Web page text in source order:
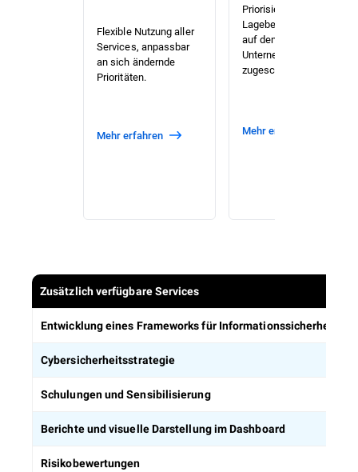
Flexible Nutzung aller
Services, anpassbar
an sich ändernde
Prioritäten.
Mehr erfahren
Priorisierte Risiko- und
Lagebewertung, die
auf den Kontext Ihres
Unternehmens
zugeschnitten ist.
Mehr erfahren
Zusätzlich verfügbare Services
Entwicklung eines Frameworks für
Cybersicherheitsstrategie
Schulungen und Sensibilisierung
Berichte und visuelle Darstellung im Dashboard
Risikobewertungen